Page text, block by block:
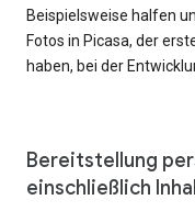
Beispielsweise halfen
Fotos in Picasa, der
haben, bei der
Bereitstellung
einschließlich